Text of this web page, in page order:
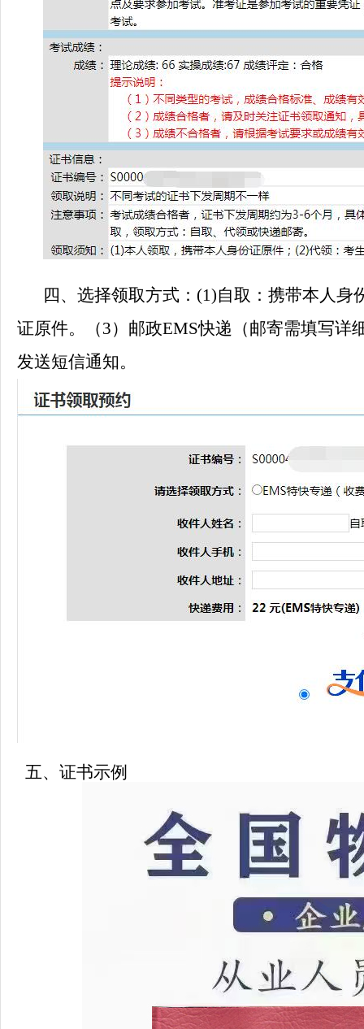
四、选择领取方式：(1)自取：携带本人
证原件。（3）邮政EMS快递（邮寄需填写详
发送短信通知。
五、证书示例